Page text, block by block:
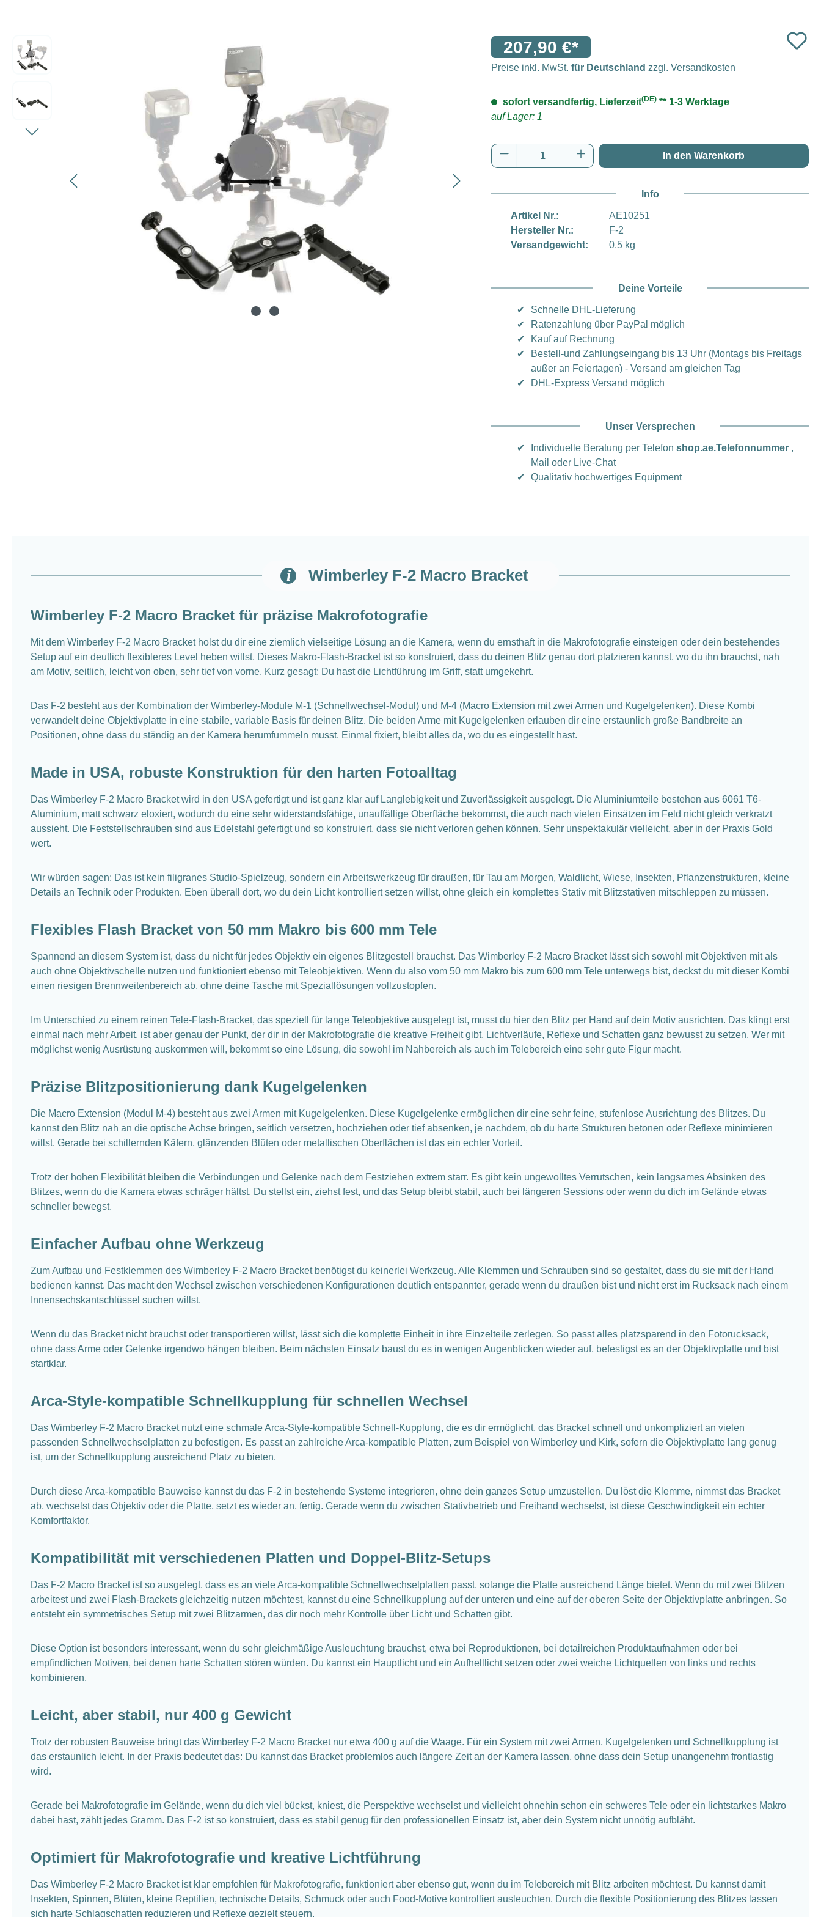
207,90 €*
Preise inkl. MwSt. für Deutschland zzgl. Versandkosten
sofort versandfertig, Lieferzeit(DE) ** 1-3 Werktage
auf Lager: 1
Produkt Anzahl: Gib den gewünschten Wert ein
In den Warenkorb
Info
Artikel Nr.:
AE10251
Hersteller Nr.:
F-2
Versandgewicht:
0.5 kg
Deine Vorteile
✔
Schnelle DHL-Lieferung
✔
Ratenzahlung über PayPal möglich
✔
Kauf auf Rechnung
✔
Bestell-und Zahlungseingang bis 13 Uhr (Montags bis Freitags
außer an Feiertagen) - Versand am gleichen Tag
✔
DHL-Express Versand möglich
Unser Versprechen
✔ Individuelle Beratung per Telefon shop.ae.Telefonnummer ,
Mail oder Live-Chat
✔
Qualitativ hochwertiges Equipment
Wimberley F-2 Macro Bracket
Wimberley F-2 Macro Bracket für präzise Makrofotografie
Mit dem Wimberley F-2 Macro Bracket holst du dir eine ziemlich vielseitige Lösung an die Kamera, wenn du ernsthaft in die Makrofotografie einsteigen oder dein bestehendes
Setup auf ein deutlich flexibleres Level heben willst. Dieses Makro-Flash-Bracket ist so konstruiert, dass du deinen Blitz genau dort platzieren kannst, wo du ihn brauchst, nah
am Motiv, seitlich, leicht von oben, sehr tief von vorne. Kurz gesagt: Du hast die Lichtführung im Griff, statt umgekehrt.
Das F-2 besteht aus der Kombination der Wimberley-Module M-1 (Schnellwechsel-Modul) und M-4 (Macro Extension mit zwei Armen und Kugelgelenken). Diese Kombi
verwandelt deine Objektivplatte in eine stabile, variable Basis für deinen Blitz. Die beiden Arme mit Kugelgelenken erlauben dir eine erstaunlich große Bandbreite an
Positionen, ohne dass du ständig an der Kamera herumfummeln musst. Einmal fixiert, bleibt alles da, wo du es eingestellt hast.
Made in USA, robuste Konstruktion für den harten Fotoalltag
Das Wimberley F-2 Macro Bracket wird in den USA gefertigt und ist ganz klar auf Langlebigkeit und Zuverlässigkeit ausgelegt. Die Aluminiumteile bestehen aus 6061 T6-
Aluminium, matt schwarz eloxiert, wodurch du eine sehr widerstandsfähige, unauffällige Oberfläche bekommst, die auch nach vielen Einsätzen im Feld nicht gleich verkratzt
aussieht. Die Feststellschrauben sind aus Edelstahl gefertigt und so konstruiert, dass sie nicht verloren gehen können. Sehr unspektakulär vielleicht, aber in der Praxis Gold
wert.
Wir würden sagen: Das ist kein filigranes Studio-Spielzeug, sondern ein Arbeitswerkzeug für draußen, für Tau am Morgen, Waldlicht, Wiese, Insekten, Pflanzenstrukturen, kleine
Details an Technik oder Produkten. Eben überall dort, wo du dein Licht kontrolliert setzen willst, ohne gleich ein komplettes Stativ mit Blitzstativen mitschleppen zu müssen.
Flexibles Flash Bracket von 50 mm Makro bis 600 mm Tele
Spannend an diesem System ist, dass du nicht für jedes Objektiv ein eigenes Blitzgestell brauchst. Das Wimberley F-2 Macro Bracket lässt sich sowohl mit Objektiven mit als
auch ohne Objektivschelle nutzen und funktioniert ebenso mit Teleobjektiven. Wenn du also vom 50 mm Makro bis zum 600 mm Tele unterwegs bist, deckst du mit dieser Kombi
einen riesigen Brennweitenbereich ab, ohne deine Tasche mit Speziallösungen vollzustopfen.
Im Unterschied zu einem reinen Tele-Flash-Bracket, das speziell für lange Teleobjektive ausgelegt ist, musst du hier den Blitz per Hand auf dein Motiv ausrichten. Das klingt erst
einmal nach mehr Arbeit, ist aber genau der Punkt, der dir in der Makrofotografie die kreative Freiheit gibt, Lichtverläufe, Reflexe und Schatten ganz bewusst zu setzen. Wer mit
möglichst wenig Ausrüstung auskommen will, bekommt so eine Lösung, die sowohl im Nahbereich als auch im Telebereich eine sehr gute Figur macht.
Präzise Blitzpositionierung dank Kugelgelenken
Die Macro Extension (Modul M-4) besteht aus zwei Armen mit Kugelgelenken. Diese Kugelgelenke ermöglichen dir eine sehr feine, stufenlose Ausrichtung des Blitzes. Du
kannst den Blitz nah an die optische Achse bringen, seitlich versetzen, hochziehen oder tief absenken, je nachdem, ob du harte Strukturen betonen oder Reflexe minimieren
willst. Gerade bei schillernden Käfern, glänzenden Blüten oder metallischen Oberflächen ist das ein echter Vorteil.
Trotz der hohen Flexibilität bleiben die Verbindungen und Gelenke nach dem Festziehen extrem starr. Es gibt kein ungewolltes Verrutschen, kein langsames Absinken des
Blitzes, wenn du die Kamera etwas schräger hältst. Du stellst ein, ziehst fest, und das Setup bleibt stabil, auch bei längeren Sessions oder wenn du dich im Gelände etwas
schneller bewegst.
Einfacher Aufbau ohne Werkzeug
Zum Aufbau und Festklemmen des Wimberley F-2 Macro Bracket benötigst du keinerlei Werkzeug. Alle Klemmen und Schrauben sind so gestaltet, dass du sie mit der Hand
bedienen kannst. Das macht den Wechsel zwischen verschiedenen Konfigurationen deutlich entspannter, gerade wenn du draußen bist und nicht erst im Rucksack nach einem
Innensechskantschlüssel suchen willst.
Wenn du das Bracket nicht brauchst oder transportieren willst, lässt sich die komplette Einheit in ihre Einzelteile zerlegen. So passt alles platzsparend in den Fotorucksack,
ohne dass Arme oder Gelenke irgendwo hängen bleiben. Beim nächsten Einsatz baust du es in wenigen Augenblicken wieder auf, befestigst es an der Objektivplatte und bist
startklar.
Arca-Style-kompatible Schnellkupplung für schnellen Wechsel
Das Wimberley F-2 Macro Bracket nutzt eine schmale Arca-Style-kompatible Schnell-Kupplung, die es dir ermöglicht, das Bracket schnell und unkompliziert an vielen
passenden Schnellwechselplatten zu befestigen. Es passt an zahlreiche Arca-kompatible Platten, zum Beispiel von Wimberley und Kirk, sofern die Objektivplatte lang genug
ist, um der Schnellkupplung ausreichend Platz zu bieten.
Durch diese Arca-kompatible Bauweise kannst du das F-2 in bestehende Systeme integrieren, ohne dein ganzes Setup umzustellen. Du löst die Klemme, nimmst das Bracket
ab, wechselst das Objektiv oder die Platte, setzt es wieder an, fertig. Gerade wenn du zwischen Stativbetrieb und Freihand wechselst, ist diese Geschwindigkeit ein echter
Komfortfaktor.
Kompatibilität mit verschiedenen Platten und Doppel-Blitz-Setups
Das F-2 Macro Bracket ist so ausgelegt, dass es an viele Arca-kompatible Schnellwechselplatten passt, solange die Platte ausreichend Länge bietet. Wenn du mit zwei Blitzen
arbeitest und zwei Flash-Brackets gleichzeitig nutzen möchtest, kannst du eine Schnellkupplung auf der unteren und eine auf der oberen Seite der Objektivplatte anbringen. So
entsteht ein symmetrisches Setup mit zwei Blitzarmen, das dir noch mehr Kontrolle über Licht und Schatten gibt.
Diese Option ist besonders interessant, wenn du sehr gleichmäßige Ausleuchtung brauchst, etwa bei Reproduktionen, bei detailreichen Produktaufnahmen oder bei
empfindlichen Motiven, bei denen harte Schatten stören würden. Du kannst ein Hauptlicht und ein Aufhelllicht setzen oder zwei weiche Lichtquellen von links und rechts
kombinieren.
Leicht, aber stabil, nur 400 g Gewicht
Trotz der robusten Bauweise bringt das Wimberley F-2 Macro Bracket nur etwa 400 g auf die Waage. Für ein System mit zwei Armen, Kugelgelenken und Schnellkupplung ist
das erstaunlich leicht. In der Praxis bedeutet das: Du kannst das Bracket problemlos auch längere Zeit an der Kamera lassen, ohne dass dein Setup unangenehm frontlastig
wird.
Gerade bei Makrofotografie im Gelände, wenn du dich viel bückst, kniest, die Perspektive wechselst und vielleicht ohnehin schon ein schweres Tele oder ein lichtstarkes Makro
dabei hast, zählt jedes Gramm. Das F-2 ist so konstruiert, dass es stabil genug für den professionellen Einsatz ist, aber dein System nicht unnötig aufbläht.
Optimiert für Makrofotografie und kreative Lichtführung
Das Wimberley F-2 Macro Bracket ist klar empfohlen für Makrofotografie, funktioniert aber ebenso gut, wenn du im Telebereich mit Blitz arbeiten möchtest. Du kannst damit
Insekten, Spinnen, Blüten, kleine Reptilien, technische Details, Schmuck oder auch Food-Motive kontrolliert ausleuchten. Durch die flexible Positionierung des Blitzes lassen
sich harte Schlagschatten reduzieren und Reflexe gezielt steuern.